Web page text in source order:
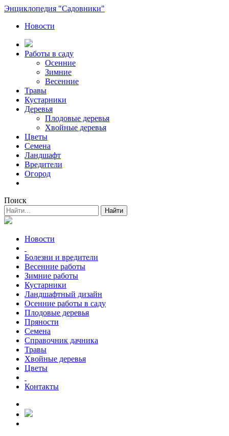
Энциклопедия "Садовники"
Новости
Работы в саду
Осенние
Зимние
Весенние
Травы
Кустарники
Деревья
Плодовые деревья
Хвойные деревья
Цветы
Семена
Ландшафт
Вредители
Огород
Поиск
Новости
Болезни и вредители
Весенние работы
Зимние работы
Кустарники
Ландшафтный дизайн
Осенние работы в саду
Плодовые деревья
Пряности
Семена
Справочник дачника
Травы
Хвойные деревья
Цветы
Контакты